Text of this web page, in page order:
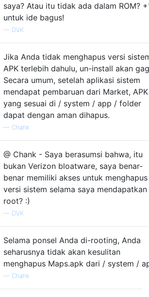
saya? Atau itu tidak ada dalam ROM?
untuk ide bagus!
— DVK
Jika Anda tidak menghapus versi
APK terlebih dahulu, un-install akan
Secara umum, setelah aplikasi sistem
mendapat pembaruan dari Market, APK
yang sesuai di / system / app / folder
dapat dengan aman dihapus.
— Chahk
@ Chank - Saya berasumsi bahwa, itu
bukan Verizon bloatware, saya benar-
benar memiliki akses untuk menghapus
versi sistem selama saya mendapatkan
root? :)
— DVK
Selama ponsel Anda di-rooting, Anda
seharusnya tidak akan kesulitan
menghapus Maps.apk dari / system /
— Chahk